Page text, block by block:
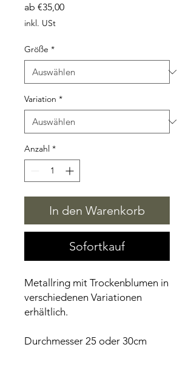
ab €35,00Sale-
inkl. USt
Größe *
Variation *
Anzahl *
In den Warenkorb
Sofortkauf
Metallring mit Trockenblumen in
verschiedenen Variationen
erhältlich.
Durchmesser 25 oder 30cm